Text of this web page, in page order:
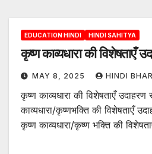
EDUCATION HINDI HINDI SAHITYA
कृष्ण काव्यधारा की विशेषताएँ
MAY 8, 2025 HINDI
कृष्ण काव्यधारा की विशेषताएँ
काव्यधारा/कृष्णभक्ति की विशेषताएँ
कृष्ण काव्यधारा/कृष्ण भक्ति की